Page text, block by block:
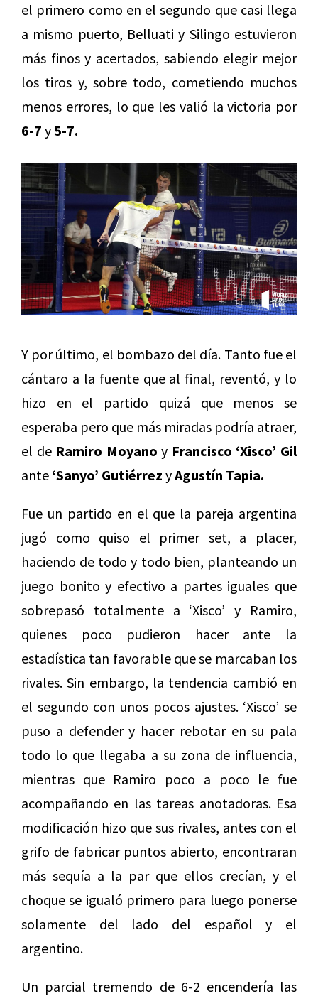
el primero como en el segundo que casi llega
a mismo puerto, Belluati y Silingo estuvieron
más finos y acertados, sabiendo elegir mejor
los tiros y, sobre todo, cometiendo muchos
menos errores, lo que les valió la victoria por
6-7 y 5-7.
Y por último, el bombazo del día. Tanto fue el
cántaro a la fuente que al final, reventó, y lo
hizo en el partido quizá que menos se
esperaba pero que más miradas podría atraer,
el de Ramiro Moyano y Francisco ‘Xisco’ Gil
ante ‘Sanyo’ Gutiérrez yAgustín Tapia.
Fue un partido en el que la pareja argentina
jugó como quiso el primer set, a placer,
haciendo de todo y todo bien, planteando un
juego bonito y efectivo a partes iguales que
sobrepasó totalmente a ‘Xisco’ y Ramiro,
quienes poco pudieron hacer ante la
estadística tan favorable que se marcaban los
rivales. Sin embargo, la tendencia cambió en
el segundo con unos pocos ajustes. ‘Xisco’ se
puso a defender y hacer rebotar en su pala
todo lo que llegaba a su zona de influencia,
mientras que Ramiro poco a poco le fue
acompañando en las tareas anotadoras. Esa
modificación hizo que sus rivales, antes con el
grifo de fabricar puntos abierto, encontraran
más sequía a la par que ellos crecían, y el
choque se igualó primero para luego ponerse
solamente del lado del español y el
argentino.
Un parcial tremendo de 6-2 encendería las